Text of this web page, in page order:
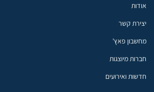
אודות
יצירת קשר
מחשבון פאץ'
חברות מיוצגות
חדשות ואירועים